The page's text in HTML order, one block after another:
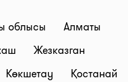
облысы
Алматы
Жезказган
Көкшетау
Қостанай